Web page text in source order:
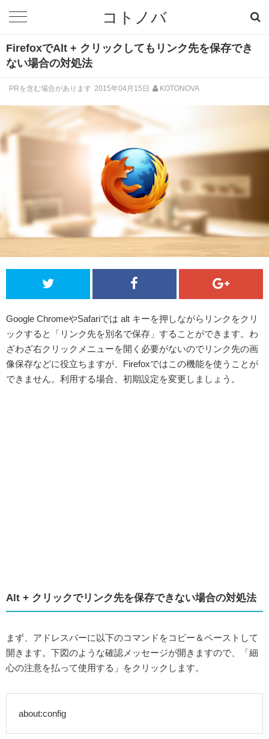
コトノバ
FirefoxでAlt + クリックしてもリンク先を保存でき
ない場合の対処法
PRを含む場合があります 2015年04月15日 KOTONOVA
Google ChromeやSafariでは alt キーを押しながらリンクをクリ
ックすると「リンク先を別名で保存」することができます。わ
ざわざ右クリックメニューを開く必要がないのでリンク先の画
像保存などに役立ちますが、Firefoxではこの機能を使うことが
できません。利用する場合、初期設定を変更しましょう。
Alt + クリックでリンク先を保存できない場合の対処法
まず、アドレスバーに以下のコマンドをコピー＆ペーストして
開きます。下図のような確認メッセージが開きますので、「細
心の注意を払って使用する」をクリックします。
about:config